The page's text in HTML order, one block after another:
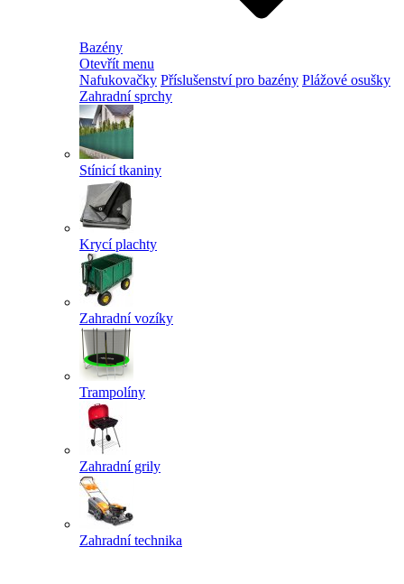
Bazény
Otevřít menu
Nafukovačky Příslušenství pro bazény Plážové osušky
Zahradní sprchy
Stínicí tkaniny
Krycí plachty
Zahradní vozíky
Trampolíny
Zahradní grily
Zahradní technika